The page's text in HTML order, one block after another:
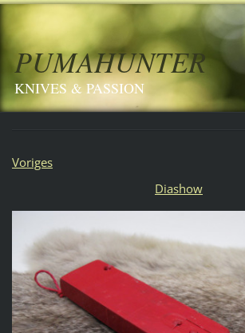
PUMAHUNTER
KNIVES & PASSION
Voriges
Diashow